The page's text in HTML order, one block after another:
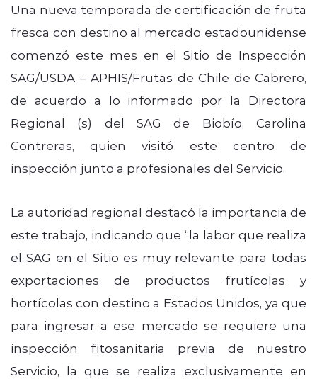
Una nueva temporada de certificación de fruta
fresca con destino al mercado estadounidense
comenzó este mes en el Sitio de Inspección
SAG/USDA – APHIS/Frutas de Chile de Cabrero,
de acuerdo a lo informado por la Directora
Regional (s) del SAG de Biobío, Carolina
Contreras, quien visitó este centro de
inspección junto a profesionales del Servicio.
La autoridad regional destacó la importancia de
este trabajo, indicando que “la labor que realiza
el SAG en el Sitio es muy relevante para todas
exportaciones de productos frutícolas y
hortícolas con destino a Estados Unidos, ya que
para ingresar a ese mercado se requiere una
inspección fitosanitaria previa de nuestro
Servicio, la que se realiza exclusivamente en